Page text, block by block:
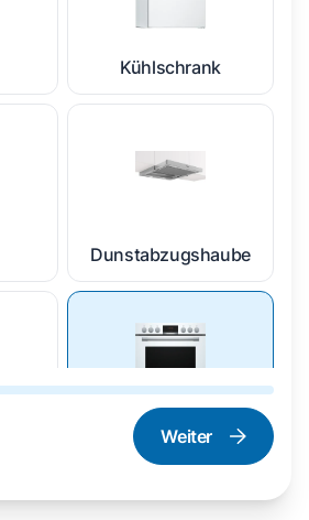
Kühlschrank
Dunstabzugshaube
Herd und Backofen
Weiter